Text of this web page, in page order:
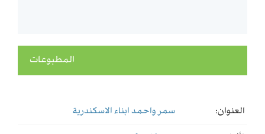
المطبوعات
العنوان:
سمر واحمد ابناء الاسكندرية